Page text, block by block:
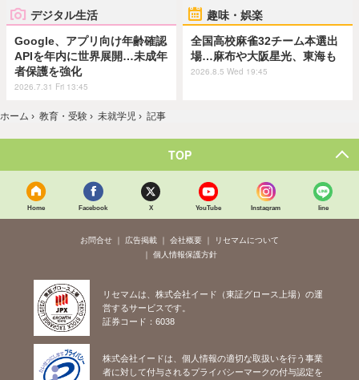
デジタル生活
Google、アプリ向け年齢確認
APIを年内に世界展開…未成年
者保護を強化
2026.7.31 Fri 13:45
趣味・娯楽
全国高校麻雀32チーム本選出
場…麻布や大阪星光、東海も
2026.8.5 Wed 19:45
ホーム › 教育・受験 › 未就学児 › 記事
TOP
Home Facebook X YouTube Instagram line
お問合せ 広告掲載 会社概要
リセマムについて
個人情報保護方針
リセマムは、株式会社イード（東証グロース上場）の運
営するサービスです。
証券コード：6038
株式会社イードは、個人情報の適切な取扱いを行う事業
者に対して付与されるプライバシーマークの付与認定を